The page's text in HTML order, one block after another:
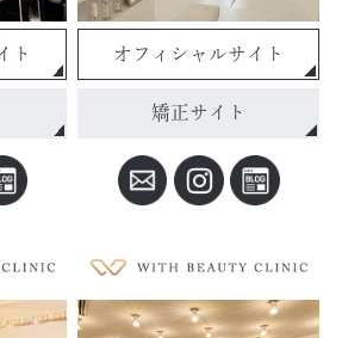
ト オフィシャルサイト
矯正サイト